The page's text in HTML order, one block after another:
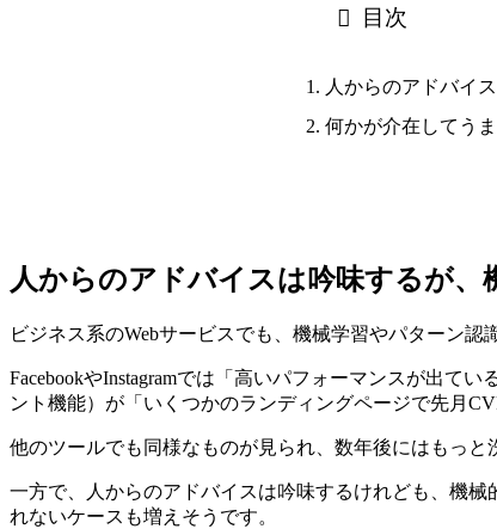
目次
人からのアドバイ
何かが介在してう
人からのアドバイスは吟味するが
ビジネス系のWebサービスでも、機械学習やパターン
FacebookやInstagramでは「高いパフォーマンスが出て
ント機能）が「いくつかのランディングページで先月
他のツールでも同様なものが見られ、数年後にはもっと
一方で、人からのアドバイスは吟味するけれども、機
れないケースも増えそうです。